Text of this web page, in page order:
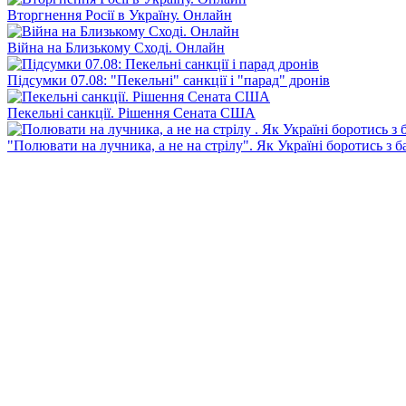
Вторгнення Росії в Україну. Онлайн
Війна на Близькому Сході. Онлайн
Підсумки 07.08: "Пекельні" санкції і "парад" дронів
Пекельні санкції. Рішення Сената США
"Полювати на лучника, а не на стрілу". Як Україні боротись з